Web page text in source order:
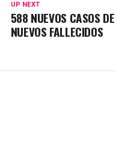
UP NEXT
588 NUEVOS CASOS
NUEVOS FALLECIDOS